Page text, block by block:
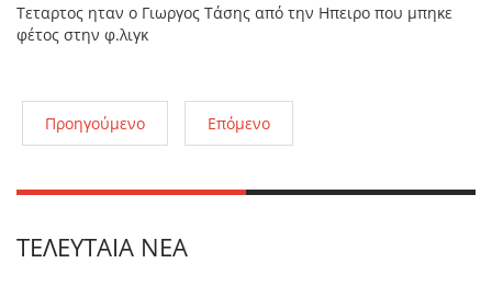
Τεταρτος ηταν ο Γιωργος Τάσης από την Ηπειρο που μπηκε
φέτος στην φ.λιγκ
Προηγούμενο Επόμενο
ΤΕΛΕΥΤΑΊΑ ΝΈΑ